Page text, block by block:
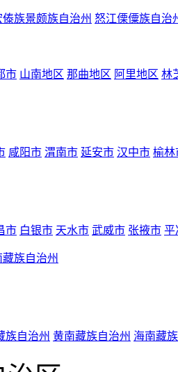
傣族景颇族自治州 怒江傈僳族自治
市 山南地区 那曲地区 阿里地区 林
咸阳市 渭南市 延安市 汉中市 榆林
市 白银市 天水市 武威市 张掖市 平
族自治州
族自治州 黄南藏族自治州 海南藏